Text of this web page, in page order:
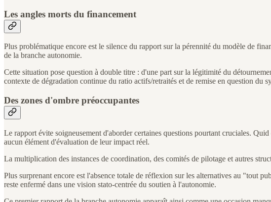
Les angles morts du financement
Plus problématique encore est le silence du rapport sur la pérennité du modèle de
de la branche autonomie.
Cette situation pose question à double titre : d'une part sur la légitimité du
contexte de dégradation continue du ratio actifs/retraités et de remise en question du
Des zones d'ombre préoccupantes
Le rapport évite soigneusement d'aborder certaines questions pourtant cruciales.
aucun élément d'évaluation de leur impact réel.
La multiplication des instances de coordination, des comités de pilotage et autres
Plus surprenant encore est l'absence totale de réflexion sur les alternatives au "tout
reste enfermé dans une vision stato-centrée du soutien à l'autonomie.